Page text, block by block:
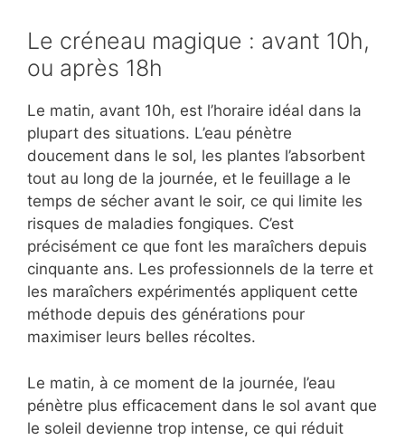
Le créneau magique : avant 10h,
ou après 18h
Le matin, avant 10h, est l’horaire idéal dans la
plupart des situations. L’eau pénètre
doucement dans le sol, les plantes l’absorbent
tout au long de la journée, et le feuillage a le
temps de sécher avant le soir, ce qui limite les
risques de maladies fongiques. C’est
précisément ce que font les maraîchers depuis
cinquante ans. Les professionnels de la terre et
les maraîchers expérimentés appliquent cette
méthode depuis des générations pour
maximiser leurs belles récoltes.
Le matin, à ce moment de la journée, l’eau
pénètre plus efficacement dans le sol avant que
le soleil devienne trop intense, ce qui réduit